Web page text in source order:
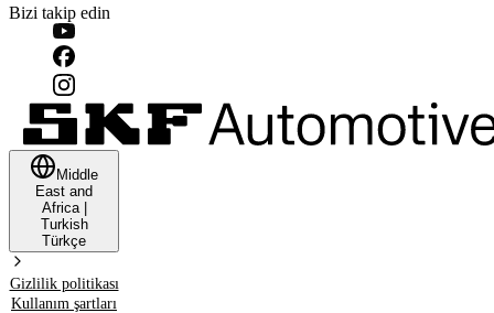
Bizi takip edin
Middle
East and
Africa|
Turkish
Türkçe
Gizlilik politikası
Kullanım şartları